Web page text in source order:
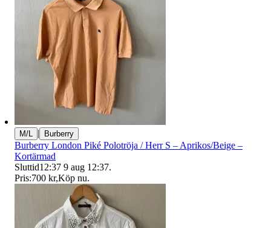
M/L | Burberry
Burberry London Piké Polotröja / Herr S – Aprikos/Beige –
Kortärmad
Sluttid12:37 9 aug 12:37.
Pris:700 kr,Köp nu.